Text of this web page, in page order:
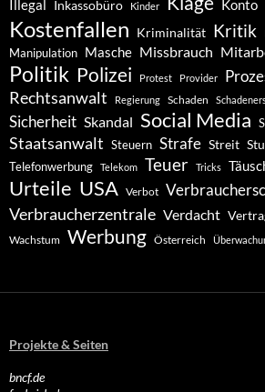
Illegal Inkassobüro Kinder Konto
Kostenfallen Kriminalität Kritik
Manipulation Masche Missbrauch
Politik Polizei Protest Provider
Rechtsanwalt Regierung Schaden
Sicherheit Skandal Social Media
Staatsanwalt Steuern Strafe Streit
Telefonwerbung Telekom Teuer Tricks
Urteile USA Verbot
Verbraucherzentrale Verdacht
Wachstum Werbung Österreich
Projekte & Seiten
bncf.de